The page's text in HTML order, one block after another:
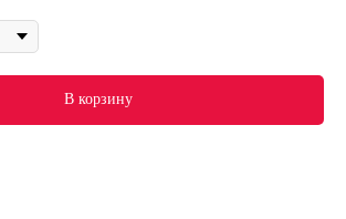
В корзину